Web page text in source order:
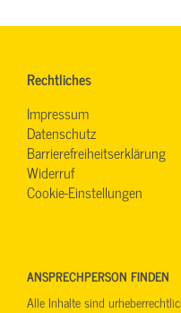
Rechtliches
Impressum
Datenschutz
Barrierefreiheitserklärung
Widerruf
Cookie-Einstellungen
ANSPRECHPERSON FINDEN
Alle Inhalte sind